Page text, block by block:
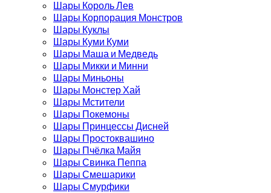
Шары Король Лев
Шары Корпорация Монстров
Шары Куклы
Шары Куми Куми
Шары Маша и Медведь
Шары Микки и Минни
Шары Миньоны
Шары Монстер Хай
Шары Мстители
Шары Покемоны
Шары Принцессы Дисней
Шары Простоквашино
Шары Пчёлка Майя
Шары Свинка Пеппа
Шары Смешарики
Шары Смурфики